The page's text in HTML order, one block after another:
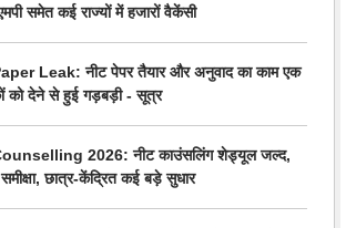
समेत कई राज्यों में हजारों वैकेंसी
Leak: नीट पेपर तैयार और अनुवाद का काम एक
को देने से हुई गड़बड़ी - सूत्र
2026: नीट काउंसलिंग शेड्यूल जल्द,
छात्र-केंद्रित कई बड़े सुधार